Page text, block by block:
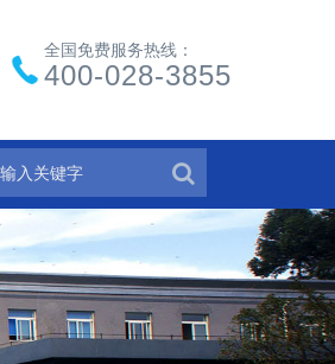
全国免费服务热线：
400-028-3855